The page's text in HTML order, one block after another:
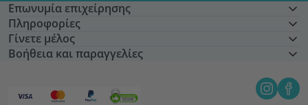
Επωνυμία επιχείρησης
Πληροφορίες
Γίνετε μέλος
Βοήθεια και παραγγελίες